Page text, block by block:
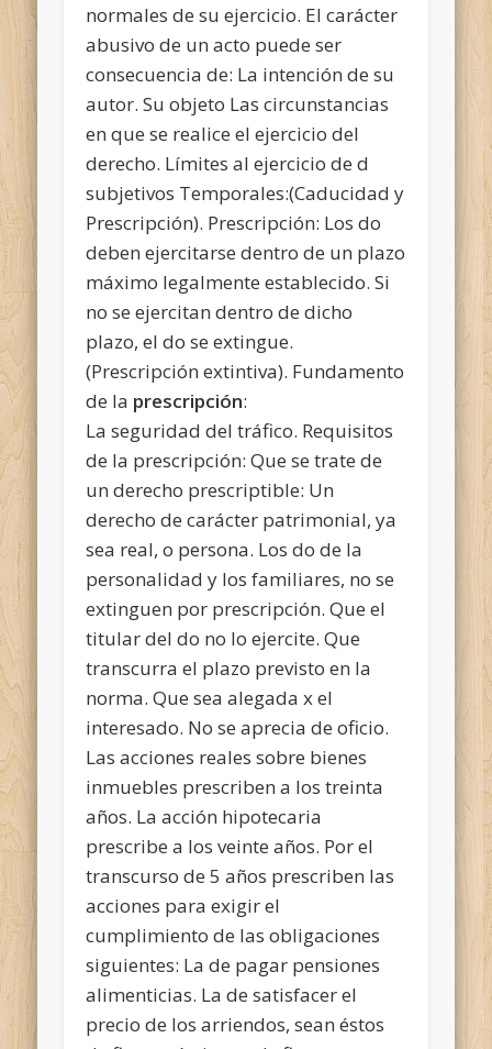
normales de su ejercicio. El carácter
abusivo de un acto puede ser
consecuencia de: La intención de su
autor. Su objeto Las circunstancias
en que se realice el ejercicio del
derecho. Límites al ejercicio de d
subjetivos Temporales:(Caducidad y
Prescripción). Prescripción: Los do
deben ejercitarse dentro de un plazo
máximo legalmente establecido. Si
no se ejercitan dentro de dicho
plazo, el do se extingue.
(Prescripción extintiva). Fundamento
de la prescripción:
La seguridad del tráfico. Requisitos
de la prescripción: Que se trate de
un derecho prescriptible: Un
derecho de carácter patrimonial, ya
sea real, o persona. Los do de la
personalidad y los familiares, no se
extinguen por prescripción. Que el
titular del do no lo ejercite. Que
transcurra el plazo previsto en la
norma. Que sea alegada x el
interesado. No se aprecia de oficio.
Las acciones reales sobre bienes
inmuebles prescriben a los treinta
años. La acción hipotecaria
prescribe a los veinte años. Por el
transcurso de 5 años prescriben las
acciones para exigir el
cumplimiento de las obligaciones
siguientes: La de pagar pensiones
alimenticias. La de satisfacer el
precio de los arriendos, sean éstos